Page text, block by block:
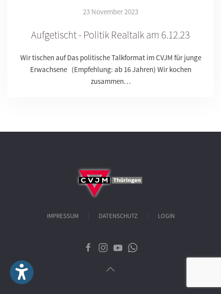
23 November 2023
Aufgetischt - Politik Realtalk am 6.12.23
Wir tischen auf Das politische Talkformat im CVJM für junge
Erwachsene (Empfehlung: ab 16 Jahren) Wir kochen
zusammen…
IMPRESSUM DATENSCHUTZ LOGIN